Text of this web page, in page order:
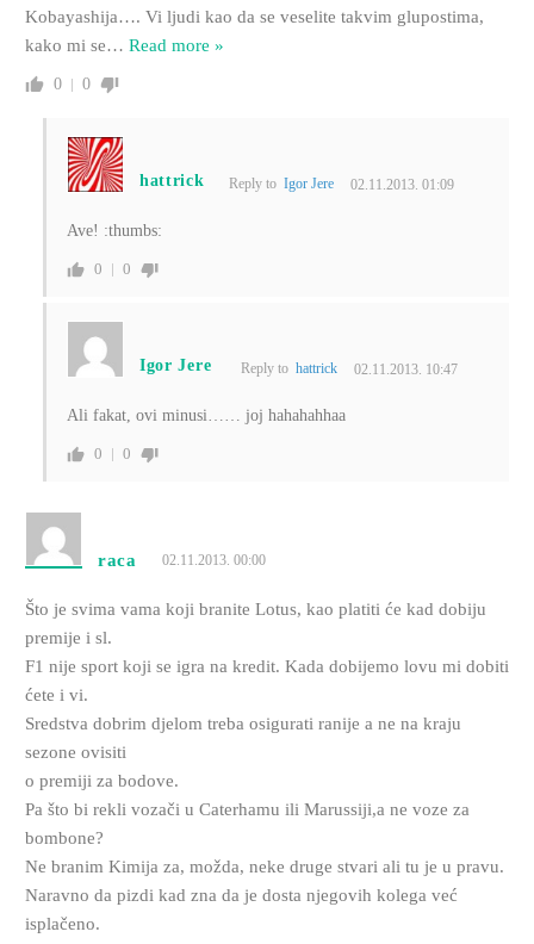
Kobayashija…. Vi ljudi kao da se veselite takvim glupostima,
kako mi se… Read more »
0 0
hattrick Reply to Igor Jere 02.11.2013. 01:09
Ave! :thumbs:
0 0
Igor Jere Reply tohattrick 02.11.2013. 10:47
Ali fakat, ovi minusi…… joj hahahahhaa
0 0
raca 02.11.2013. 00:00
Što je svima vama koji branite Lotus, kao platiti će kad dobiju
premije i sl.
F1 nije sport koji se igra na kredit. Kada dobijemo lovu mi dobiti
ćete i vi.
Sredstva dobrim djelom treba osigurati ranije a ne na kraju
sezone ovisiti
o premiji za bodove.
Pa što bi rekli vozači u Caterhamu ili Marussiji,a ne voze za
bombone?
Ne branim Kimija za, možda, neke druge stvari ali tu je u pravu.
Naravno da pizdi kad zna da je dosta njegovih kolega već
isplačeno.